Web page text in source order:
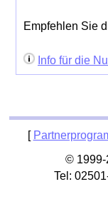
Empfehlen Sie
Info für die
[
© 1999-
Tel: